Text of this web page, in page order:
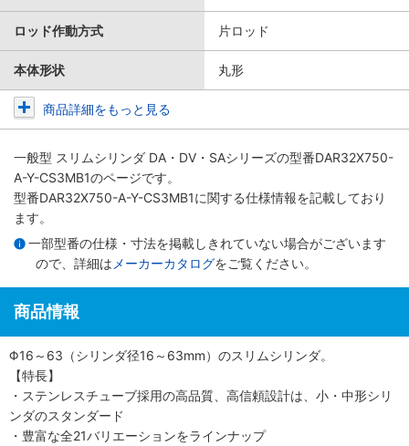
ロッド作動方式 片ロッド
本体形状 丸形
商品詳細をもっと見る
一般型 スリムシリンダ DA・DV・SAシリーズの型番DAR32X750-
A-Y-CS3MB1のページです。
型番DAR32X750-A-Y-CS3MB1に関する仕様情報を記載しており
ます。
一部型番の仕様・寸法を掲載しきれていない場合がございます
ので、詳細は メーカーカタログをご覧ください。
商品情報
Φ16～63（シリンダ径16～63mm）のスリムシリンダ。
【特長】
・ステンレスチューブ採用の高品質、高信頼設計は、小・中形シリ
ンダのスタンダード
・豊富な全21バリエーションをラインナップ